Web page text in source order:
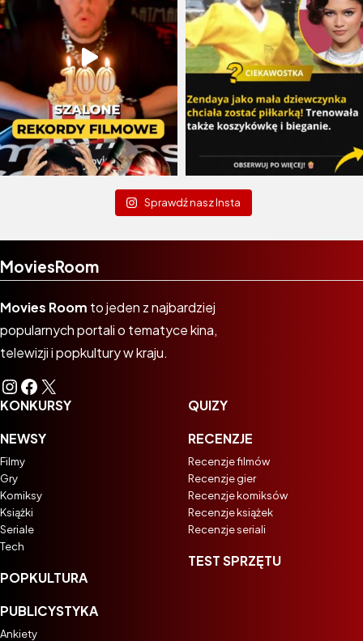
Sprawdź nasz Insta
MoviesRoom
Movies Room to jeden z najbardziej
popularnych portali o tematyce kina,
telewizji i popkultury w kraju.
Instagram
Facebook
X
KONKURSY
NEWSY
Filmy
Gry
Komiksy
Książki
Seriale
Tech
POPKULTURA
PUBLICYSTYKA
Ankiety
QUIZY
RECENZJE
Recenzje filmów
Recenzje gier
Recenzje komiksów
Recenzje książek
Recenzje seriali
TEST SPRZĘTU